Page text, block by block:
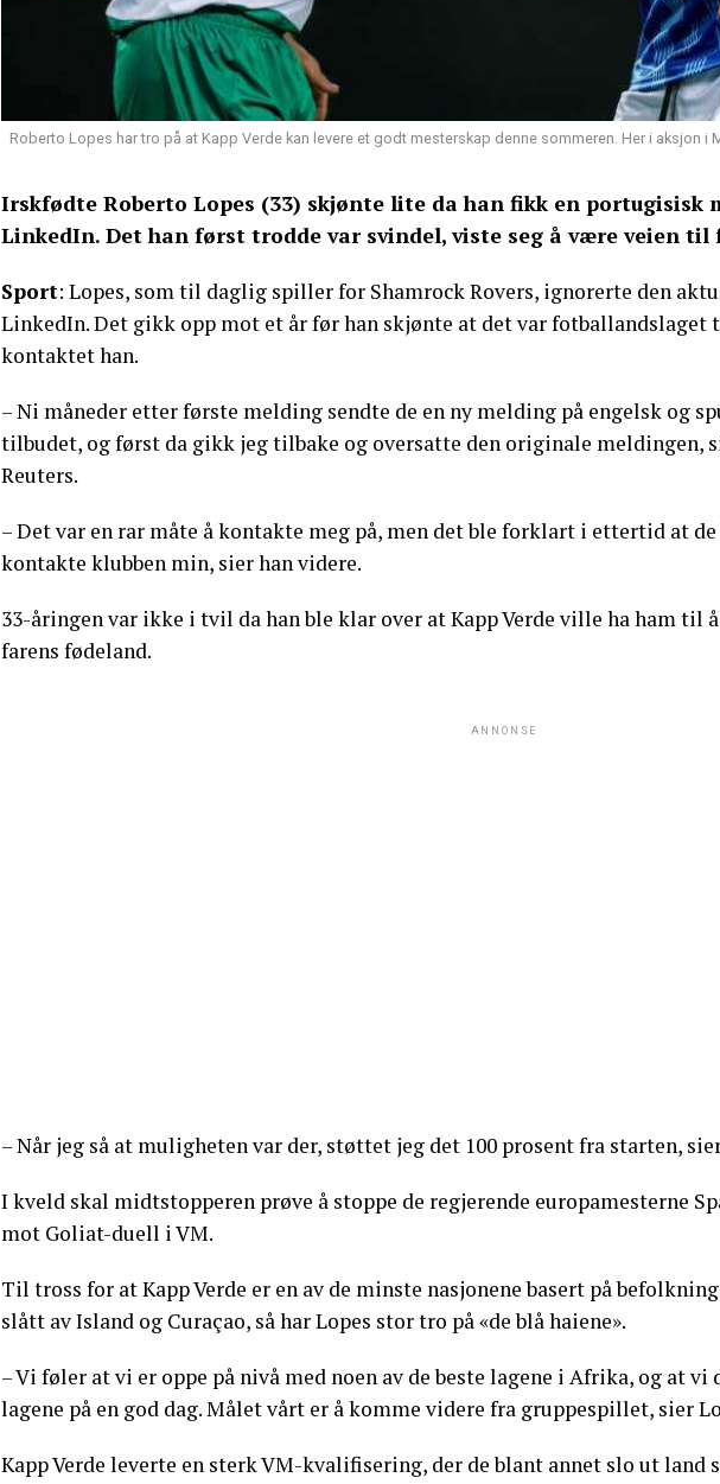
Roberto Lopes har tro på at Kapp Verde kan levere et godt mesterskap denne sommeren. Her i aksjon i
Irskfødte Roberto Lopes (33) skjønte lite da han fikk en portugisisk
LinkedIn. Det han først trodde var svindel, viste seg å være veien til
Sport: Lopes, som til daglig spiller for Shamrock Rovers, ignorerte den
LinkedIn. Det gikk opp mot et år før han skjønte at det var fotballandslaget
kontaktet han.
– Ni måneder etter første melding sendte de en ny melding på engelsk og
tilbudet, og først da gikk jeg tilbake og oversatte den originale
Reuters.
– Det var en rar måte å kontakte meg på, men det ble forklart i ettertid at de
kontakte klubben min, sier han videre.
33-åringen var ikke i tvil da han ble klar over at Kapp Verde ville ha ham til
farens fødeland.
ANNONSE
– Når jeg så at muligheten var der, støttet jeg det 100 prosent fra starten,
I kveld skal midtstopperen prøve å stoppe de regjerende europamesterne
mot Goliat-duell i VM.
Til tross for at Kapp Verde er en av de minste nasjonene basert på
slått av Island og Curaçao, så har Lopes stor tro på «de blå haiene».
– Vi føler at vi er oppe på nivå med noen av de beste lagene i Afrika, og at
lagene på en god dag. Målet vårt er å komme videre fra gruppespillet, sier
Kapp Verde leverte en sterk VM-kvalifisering, der de blant annet slo ut land